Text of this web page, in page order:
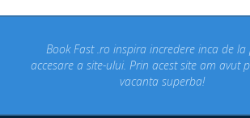
Concediul nostru rezervat prin site-ul
un concediu de vis. Am vizitat locuri
despre care nu stiam ca exista!